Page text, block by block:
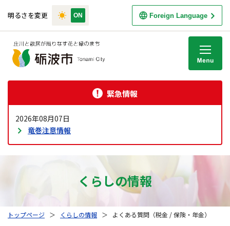
明るさを変更 Foreign Language
緊急情報
2026年08月07日
竜巻注意情報
くらしの情報
トップページ ＞ くらしの情報 ＞ よくある質問（税金 / 保険・年金）